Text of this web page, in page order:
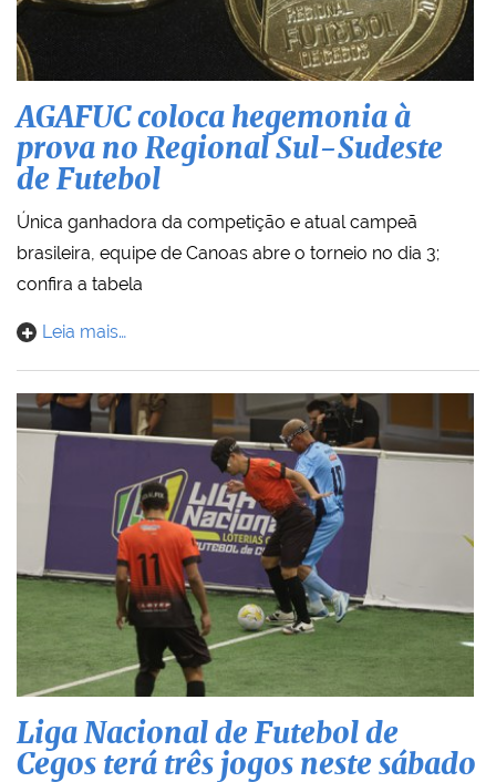
AGAFUC coloca hegemonia à
prova no Regional Sul-Sudeste
de Futebol
Única ganhadora da competição e atual campeã
brasileira, equipe de Canoas abre o torneio no dia 3;
confira a tabela
Leia mais…
Liga Nacional de Futebol de
Cegos terá três jogos neste sábado